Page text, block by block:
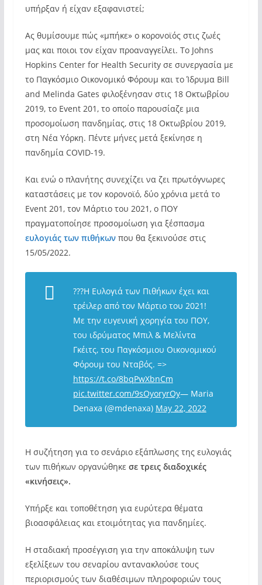
υπήρξαν ή είχαν εξαφανιστεί;
Ας θυμίσουμε πώς «μπήκε» ο κορονοϊός στις ζωές
μας και ποιοι τον είχαν προαναγγείλει. Το Johns
Hopkins Center for Health Security σε συνεργασία με
το Παγκόσμιο Οικονομικό Φόρουμ και το Ίδρυμα Bill
and Melinda Gates φιλοξένησαν στις 18 Οκτωβρίου
2019, το Event 201, το οποίο παρουσίαζε μια
προσομοίωση πανδημίας, στις 18 Οκτωβρίου 2019,
στη Νέα Υόρκη. Πέντε μήνες μετά ξεκίνησε η
πανδημία COVID-19.
Και ενώ ο πλανήτης συνεχίζει να ζει πρωτόγνωρες
καταστάσεις με τον κορονοϊό, δύο χρόνια μετά το
Event 201, τον Μάρτιο του 2021, ο ΠΟΥ
πραγματοποίησε προσομοίωση για ξέσπασμα
ευλογιάς των πιθήκωνπου θα ξεκινούσε στις
15/05/2022.
???H Eυλογιά των Πιθήκων έχει και
τρέιλερ από τον Μάρτιο του 2021!
Με την ευγενική χορηγία του ΠΟΥ,
του ιδρύματος Μπιλ & Μελίντα
Γκέιτς, του Παγκόσμιου Οικονομικού
Φόρουμ του Νταβός. =>
https://t.co/8bqPwXbnCm
pic.twitter.com/9sOyoryrOy— Maria
Denaxa (@mdenaxa) May 22, 2022
Η συζήτηση για το σενάριο εξάπλωσης της ευλογιάς
των πιθήκων οργανώθηκε σε τρεις διαδοχικές
«κινήσεις».
Υπήρξε και τοποθέτηση για ευρύτερα θέματα
βιοασφάλειας και ετοιμότητας για πανδημίες.
Η σταδιακή προσέγγιση για την αποκάλυψη των
εξελίξεων του σεναρίου αντανακλούσε τους
περιορισμούς των διαθέσιμων πληροφοριών τους